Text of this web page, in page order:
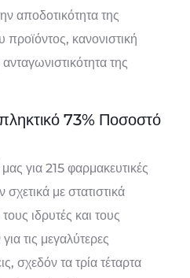
αποδοτικότητα της
κανονιστική
της
73% Ποσοστό
για 215 φαρμακευτικές
με στατιστικά
ιδρυτές και τους
τις μεγαλύτερες
σχεδόν τα τρία τέταρτα